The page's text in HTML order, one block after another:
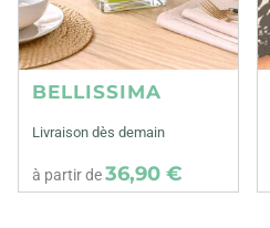
BELLISSIMA
Livraison dès demain
à partir de36,90 €